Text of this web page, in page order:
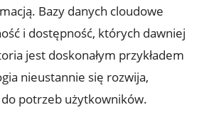
Bazy danych cloudowe
i dostępność, których dawniej
jest⁤ doskonałym ⁣przykładem
‌nieustannie się ‍rozwija,
potrzeb użytkowników.